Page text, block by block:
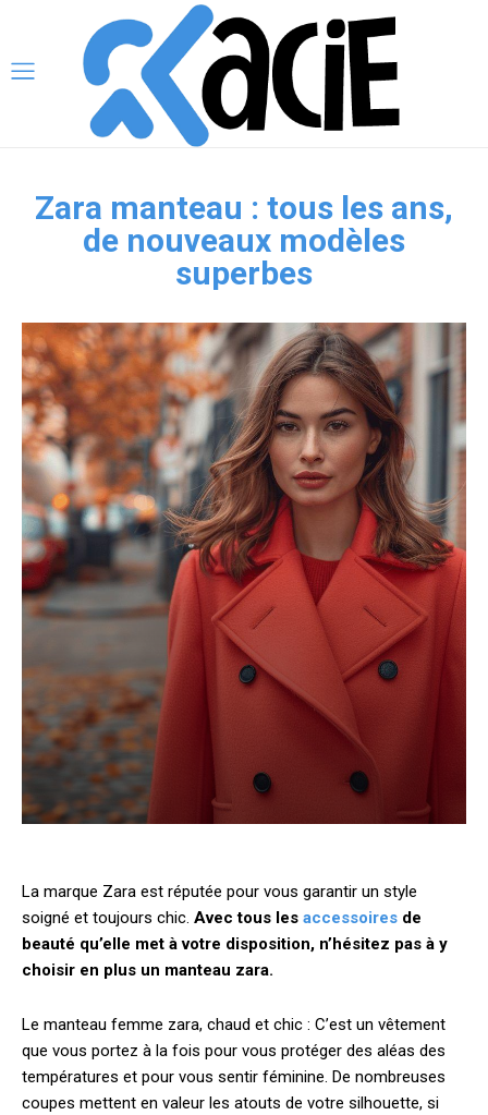
Zara manteau : tous les ans,
de nouveaux modèles
superbes
La marque Zara est réputée pour vous garantir un style
soigné et toujours chic. Avec tous les accessoires de
beauté qu’elle met à votre disposition, n’hésitez pas à y
choisir en plus un manteau zara.
Le manteau femme zara, chaud et chic : C’est un vêtement
que vous portez à la fois pour vous protéger des aléas des
températures et pour vous sentir féminine. De nombreuses
coupes mettent en valeur les atouts de votre silhouette, si